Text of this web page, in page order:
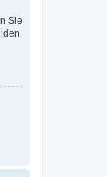
Sie